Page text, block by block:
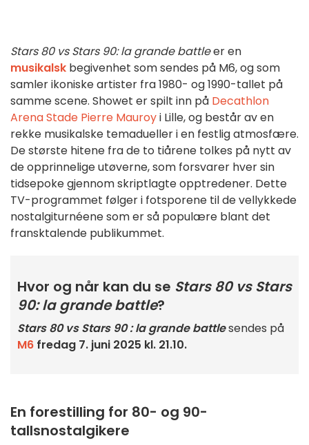
Stars 80 vs Stars 90: la grande battleer en
musikalsk begivenhet som sendes på M6, og som
samler ikoniske artister fra 1980- og 1990-tallet på
samme scene. Showet er spilt inn på Decathlon
Arena Stade Pierre Mauroyi Lille, og består av en
rekke musikalske temadueller i en festlig atmosfære.
De største hitene fra de to tiårene tolkes på nytt av
de opprinnelige utøverne, som forsvarer hver sin
tidsepoke gjennom skriptlagte opptredener. Dette
TV-programmet følger i fotsporene til de vellykkede
nostalgiturnéene som er så populære blant det
fransktalende publikummet.
Hvor og når kan du se Stars 80 vs Stars
90: la grande battle?
Stars 80 vs Stars 90 : la grande battlesendes på
M6 fredag 7. juni 2025 kl. 21.10.
En forestilling for 80- og 90-
tallsnostalgikere